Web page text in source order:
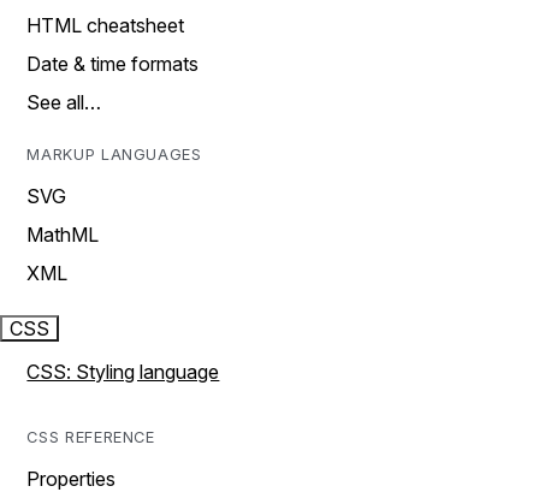
HTML cheatsheet
Date & time formats
See all…
MARKUP LANGUAGES
SVG
MathML
XML
CSS
CSS: Styling language
CSS REFERENCE
Properties